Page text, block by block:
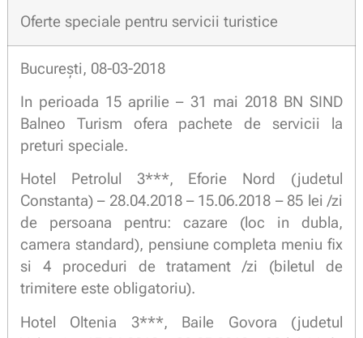
Oferte speciale pentru servicii turistice
Bucureşti, 08-03-2018
In perioada 15 aprilie – 31 mai 2018 BN SIND
Balneo Turism ofera pachete de servicii la
preturi speciale.
Hotel Petrolul 3***, Eforie Nord (judetul
Constanta) – 28.04.2018 – 15.06.2018 – 85 lei /zi
de persoana pentru: cazare (loc in dubla,
camera standard), pensiune completa meniu fix
si 4 proceduri de tratament /zi (biletul de
trimitere este obligatoriu).
Hotel Oltenia 3***, Baile Govora (judetul